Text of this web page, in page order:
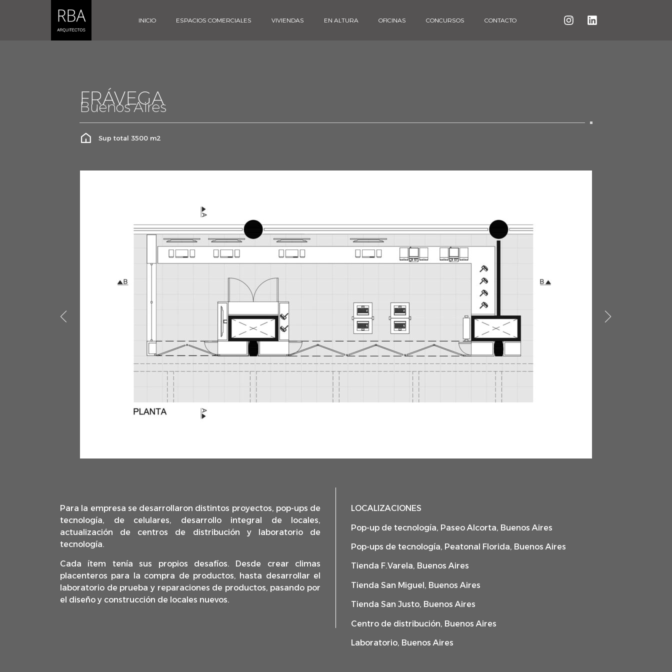
INICIO ESPACIOS COMERCIALES VIVIENDAS EN ALTURA OFICINAS CONCURSOS CONTACTO
FRÁVEGA
Buenos Aires
Sup total 3500 m2
Para la empresa se desarrollaron distintos proyectos, pop-ups de
tecnología, de celulares, desarrollo integral de locales,
actualización de centros de distribución y laboratorio de
tecnología.
Cada ítem tenía sus propios desafíos. Desde crear climas
placenteros para la compra de productos, hasta desarrollar el
laboratorio de prueba y reparaciones de productos, pasando por
el diseño y construcción de locales nuevos.
LOCALIZACIONES
Pop-up de tecnología, Paseo Alcorta, Buenos Aires
Pop-ups de tecnología, Peatonal Florida, Buenos Aires
Tienda F.Varela, Buenos Aires
Tienda San Miguel, Buenos Aires
Tienda San Justo, Buenos Aires
Centro de distribución, Buenos Aires
Laboratorio, Buenos Aires